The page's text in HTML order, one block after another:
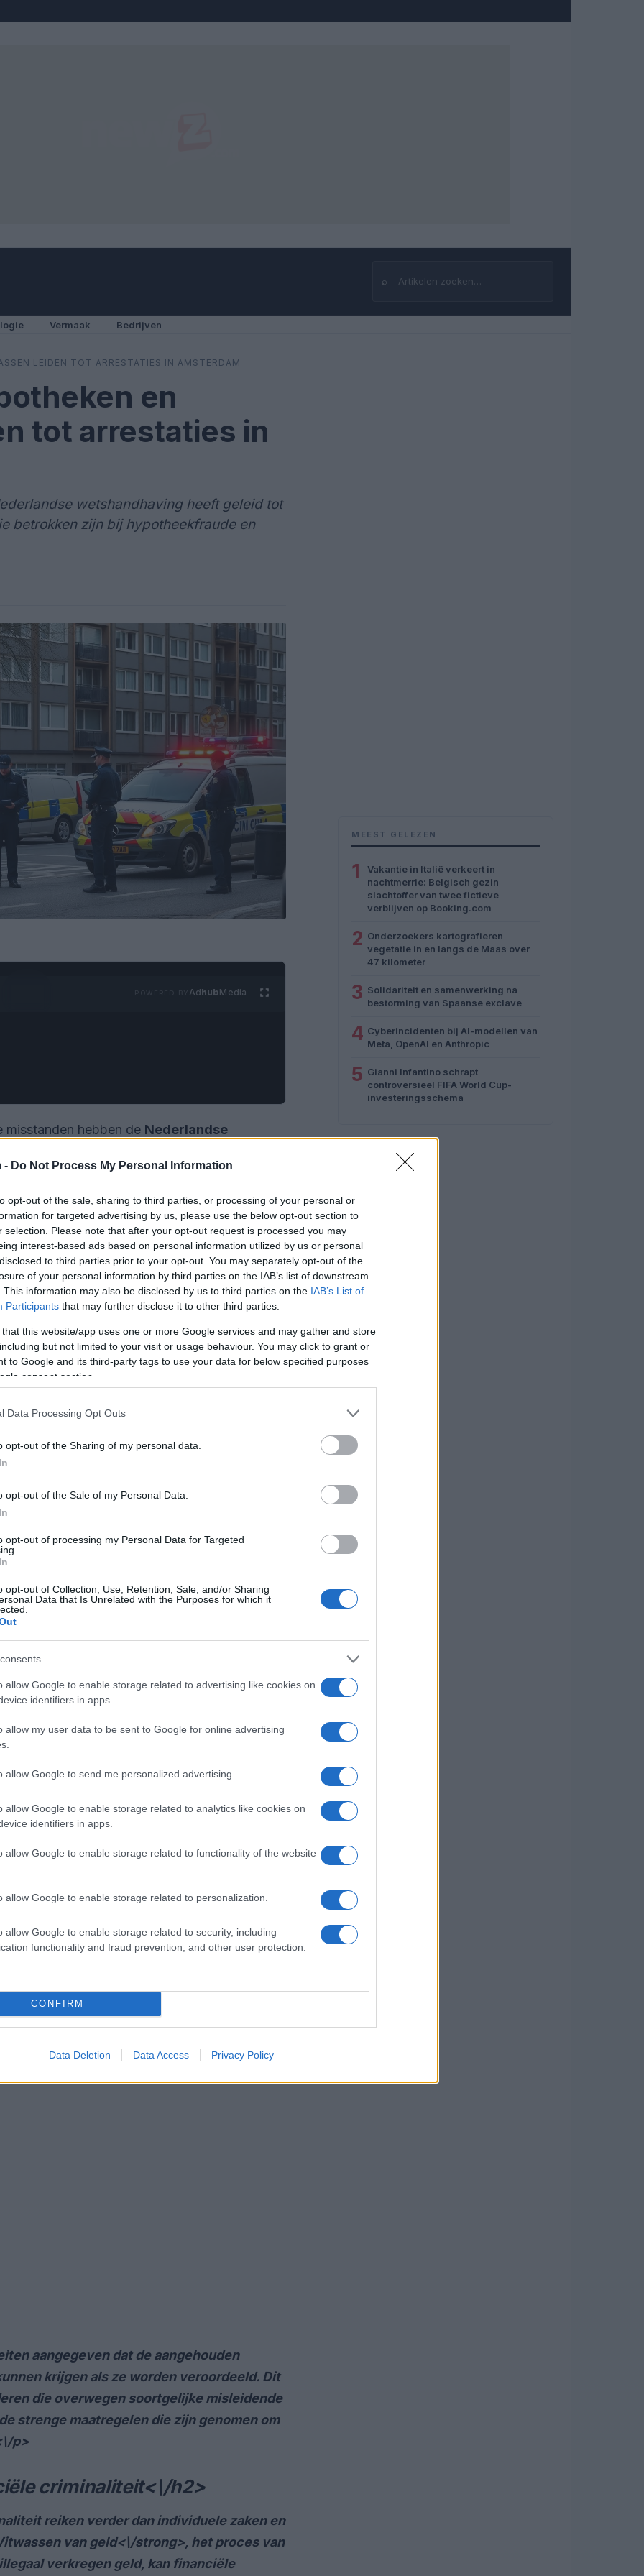
- Do Not Process My Personal Information
opt-out of the sale, sharing to third parties, or processing of your personal or
for targeted advertising by us, please use the below opt-out section to
selection. Please note that after your opt-out request is processed you may
interest-based ads based on personal information utilized by us or personal
to third parties prior to your opt-out. You may separately opt-out of the
of your personal information by third parties on the IAB’s list of downstream
This information may also be disclosed by us to third parties on the IAB’s List of
Participants that may further disclose it to other third parties.
that this website/app uses one or more Google services and may gather and store
but not limited to your visit or usage behaviour. You may click to grant or
to Google and its third-party tags to use your data for below specified purposes
consent section.
Data Processing Opt Outs
opt-out of the Sharing of my personal data.
opt-out of the Sale of my Personal Data.
opt-out of processing my Personal Data for Targeted
opt-out of Collection, Use, Retention, Sale, and/or Sharing
Data that Is Unrelated with the Purposes for which it
allow Google to enable storage related to advertising like cookies on
identifiers in apps.
allow my user data to be sent to Google for online advertising
allow Google to send me personalized advertising.
allow Google to enable storage related to analytics like cookies on
identifiers in apps.
allow Google to enable storage related to functionality of the website
allow Google to enable storage related to personalization.
allow Google to enable storage related to security, including
functionality and fraud prevention, and other user protection.
CONFIRM
Data Deletion Data Access Privacy Policy
⌕
Zoeken
Vermaak Bedrijven
LEIDEN TOT ARRESTATIES IN AMSTERDAM
en
tot arrestaties in
wetshandhaving heeft geleid tot
betrokken zijn bij hypotheekfraude en
AdhubMedia
misstanden hebben de Nederlandse
in Amsterdam en Zaanstad. De
dat betreft frauduleuze
van geld<\/strong>. Deze operatie
van de autoriteiten om financiële
en de integriteit van het financiële
maanden heeft ontvouwd, onthulde een
uitbuitte, wat leidde tot aanzienlijke
valse informatie hebben verzonnen
plan waren terug te betalen, wat de
en de woningmarkt verergerde.<\/p>
h2>
bedreiging voor de economie, omdat
ondermijnt en risico’s creëert voor
em> verwijst naar verschillende
het verkrijgen van een lening onder valse
van persoonlijke financiële
h3>
hun inkomsten vervalsen om in
en
waardevervalsing van onroerend
aan kredietverstrekkers worden
kunnen leiden tot ernstige gevolgen,
aan kredietwaardigheid en juridische
aangegeven dat de aangehouden
krijgen als ze worden veroordeeld. Dit
die overwegen soortgelijke misleidende
strenge maatregelen die zijn genomen om
p>
criminaliteit<\/h2>
reiken verder dan individuele zaken en
van geld<\/strong>, het proces van
verkregen geld, kan financiële
MEEST GELEZEN
1
Vakantie in Italië verkeert in
nachtmerrie: Belgisch gezin
slachtoffer van twee fictieve
verblijven op Booking.com
2 Onderzoekers kartografieren
vegetatie in en langs de Maas over
47 kilometer
3 Solidariteit en samenwerking na
bestorming van Spaanse exclave
4 Cyberincidenten bij AI-modellen van
Meta, OpenAI en Anthropic
5 Gianni Infantino schrapt
controversieel FIFA World Cup-
investeringsschema